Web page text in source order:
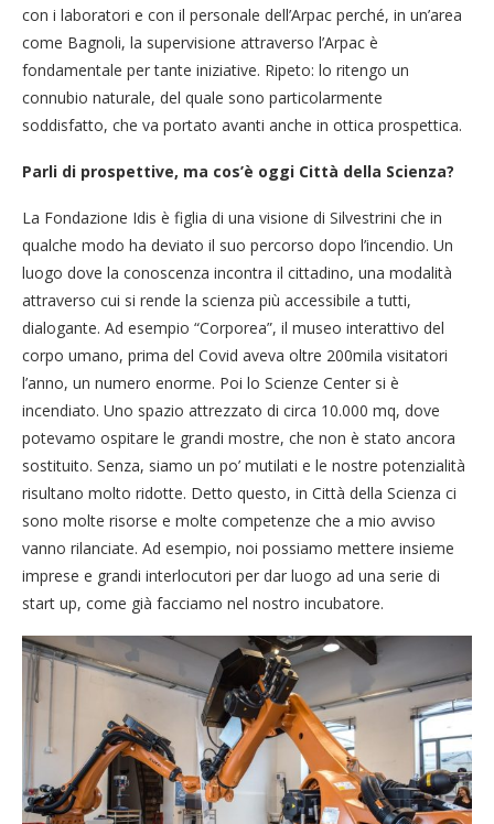
con i laboratori e con il personale dell’Arpac perché, in un’area
come Bagnoli, la supervisione attraverso l’Arpac è
fondamentale per tante iniziative. Ripeto: lo ritengo un
connubio naturale, del quale sono particolarmente
soddisfatto, che va portato avanti anche in ottica prospettica.
Parli di prospettive, ma cos’è oggi Città della Scienza?
La Fondazione Idis è figlia di una visione di Silvestrini che in
qualche modo ha deviato il suo percorso dopo l’incendio. Un
luogo dove la conoscenza incontra il cittadino, una modalità
attraverso cui si rende la scienza più accessibile a tutti,
dialogante. Ad esempio “Corporea”, il museo interattivo del
corpo umano, prima del Covid aveva oltre 200mila visitatori
l’anno, un numero enorme. Poi lo Scienze Center si è
incendiato. Uno spazio attrezzato di circa 10.000 mq, dove
potevamo ospitare le grandi mostre, che non è stato ancora
sostituito. Senza, siamo un po’ mutilati e le nostre potenzialità
risultano molto ridotte. Detto questo, in Città della Scienza ci
sono molte risorse e molte competenze che a mio avviso
vanno rilanciate. Ad esempio, noi possiamo mettere insieme
imprese e grandi interlocutori per dar luogo ad una serie di
start up, come già facciamo nel nostro incubatore.